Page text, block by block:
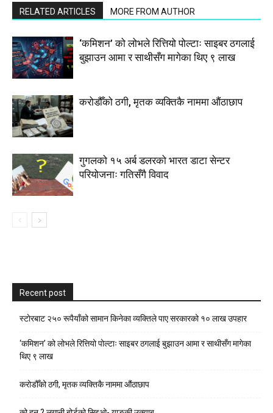
RELATED ARTICLES MORE FROM AUTHOR
‘कमिशन’ को लोभले रित्तियो पोल्टाः साइबर ठगलाई
बुझाउन आमा र साथीसँग मागेका थिए ९ लाख
करोडौँको ठगी, मृतक व्यक्तिकै नाममा औंठाछाप
गुगलको १५ अर्ब डलरको भारत डाटा सेन्टर
परियोजनाः गतिसँगै विवाद
Recent post
स्टाेरबाट २५० रूपैयाँको सामान किनेका व्यक्तिले पाए सरकारको १० लाख उपहार
‘कमिशन’ को लोभले रित्तियो पोल्टाः साइबर ठगलाई बुझाउन आमा र साथीसँग मागेका
थिए ९ लाख
करोडौँको ठगी, मृतक व्यक्तिकै नाममा औंठाछाप